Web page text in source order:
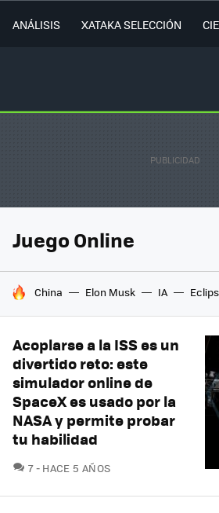
ANÁLISIS XATAKA SELECCIÓN
Juego Online
HOY SE HABLA DE
China Elon Musk IA
Acoplarse a la ISS es un
divertido reto: este
simulador online de
SpaceX es usado por la
NASA y permite probar
tu habilidad
7COMENTARIOS
HACE 5 AÑOS